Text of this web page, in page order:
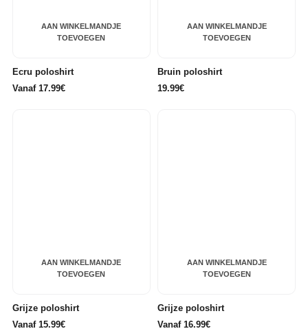
AAN WINKELMANDJE
TOEVOEGEN
Ecru poloshirt
Vanaf 17.99€
AAN WINKELMANDJE
TOEVOEGEN
Bruin poloshirt
19.99€
AAN WINKELMANDJE
TOEVOEGEN
Grijze poloshirt
Vanaf 15.99€
AAN WINKELMANDJE
TOEVOEGEN
Grijze poloshirt
Vanaf 16.99€